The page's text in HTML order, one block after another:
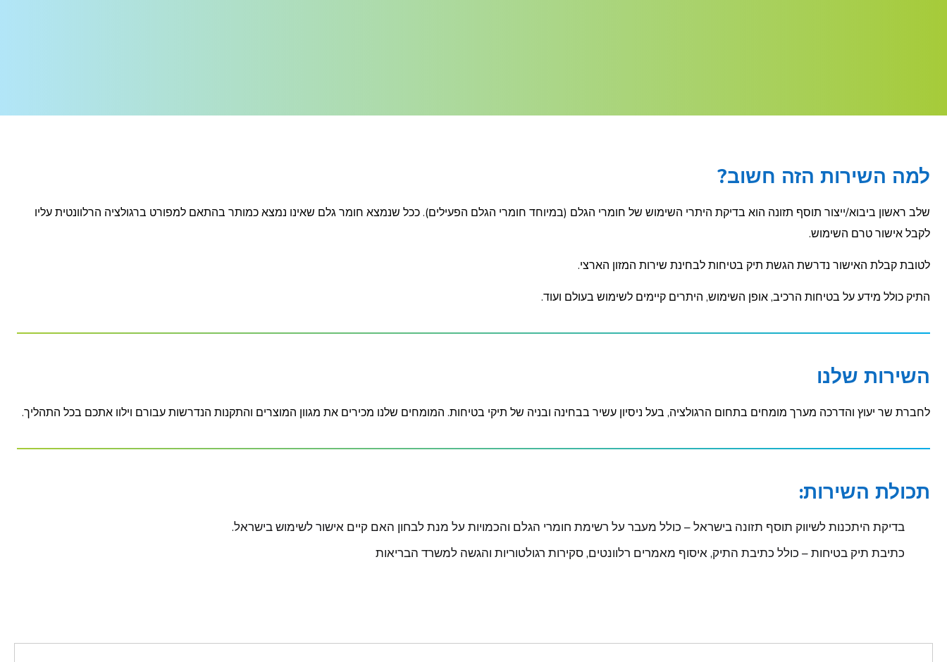
למה השירות הזה חשוב?
שלב ראשון ביבוא/ייצור תוסף תזונה הוא בדיקת היתרי השימוש של חומרי הגלם (במיוחד חומרי הגלם הפעילים). ככל שנמצא חומר גלם שאינו נמצא כמותר בהתאם למפורט ברגולציה הרלוונטית עליו
לקבל אישור טרם השימוש.
לטובת קבלת האישור נדרשת הגשת תיק בטיחות לבחינת שירות המזון הארצי.
התיק כולל מידע על בטיחות הרכיב, אופן השימוש, היתרים קיימים לשימוש בעולם ועוד.
השירות שלנו
לחברת שר יעוץ והדרכה מערך מומחים בתחום הרגולציה, בעל ניסיון עשיר בבחינה ובניה של תיקי בטיחות. המומחים שלנו מכירים את מגוון המוצרים והתקנות הנדרשות עבורם וילוו אתכם בכל התהליך.
תכולת השירות:
בדיקת היתכנות לשיווק תוסף תזונה בישראל – כולל מעבר על רשימת חומרי הגלם והכמויות על מנת לבחון האם קיים אישור לשימוש בישראל.
כתיבת תיק בטיחות – כולל כתיבת התיק, איסוף מאמרים רלוונטים, סקירות רגולטוריות והגשה למשרד הבריאות